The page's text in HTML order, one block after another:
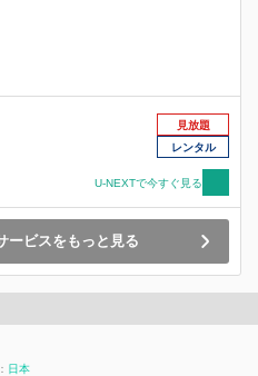
見放題
レンタル
U-NEXTで今すぐ見る
ービスをもっと見る
日本